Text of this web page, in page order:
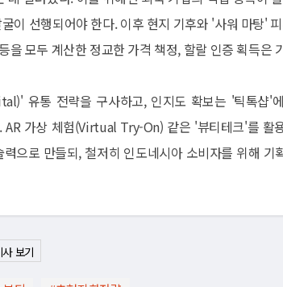
이 선행되어야 한다. 이후 현지 기후와 '사워 마탕'
모두 계산한 정교한 가격 책정, 할랄 인증 획득은
유통 전략을 구사하고, 인지도 확보는 '틱톡샵'
가상 체험(Virtual Try-On) 같은 '뷰티테크'를 활
으로 만들되, 철저히 인도네시아 소비자를 위해 기
보기